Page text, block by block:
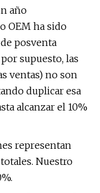
año
OEM ha sido
posventa
supuesto, las
ventas) no son
duplicar esa
alcanzar el 10%
representan
Nuestro